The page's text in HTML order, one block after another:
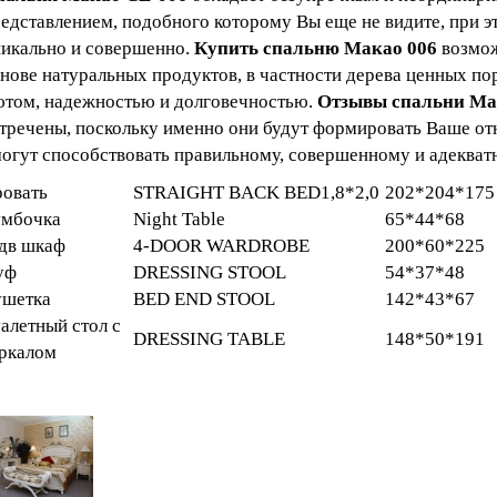
подобного которому Вы еще не видите, при
и совершенно. Купить спальню Макао 006
натуральных продуктов, в частности дерева ценных
надежностью и долговечностью. Отзывы спальни
поскольку именно они будут формировать Ваше
способствовать правильному, совершенному и
STRAIGHT BACK BED1,8*2,0 202*204*175
Night Table
65*44*68
шкаф
4-DOOR WARDROBE
200*60*225
DRESSING STOOL
54*37*48
BED END STOOL
142*43*67
стол с
DRESSING TABLE 148*50*191